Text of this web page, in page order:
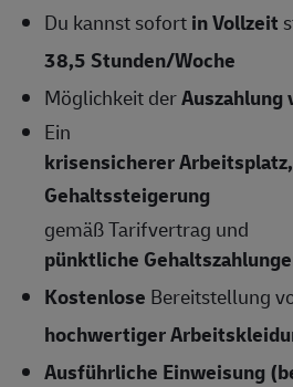
Du kannst sofortin Vollzeit
38,5 Stunden/Woche
Möglichkeit derAuszahlung
Ein
krisensicherer
Gehaltssteigerung
gemäß Tarifvertrag und
pünktliche
Kostenlose Bereitstellung
hochwertiger
Ausführliche Einweisung